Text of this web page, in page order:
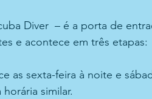
Diver  – é a porta de
e acontece em três etapas:
as sexta-feira à noite e
similar.